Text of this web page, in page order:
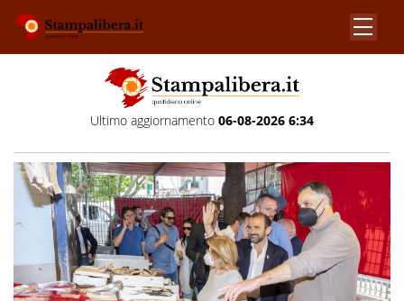
Ultimo aggiornamento 06-08-2026 6:34